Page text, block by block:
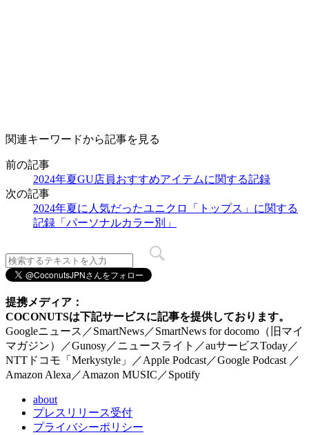
関連キーワードから記事を見る
前の記事
2024年夏GU店員おすすめアイテムに関する記録
次の記事
2024年夏に人気だったユニクロ「トップス」に関する
記録「パーソナルカラー別」
提携メディア：
COCONUTSは下記サービスに記事を提供しております。
Googleニュース／SmartNews／SmartNews for docomo（旧マイ
マガジン）／Gunosy／ニュースライト／auサービスToday／
NTTドコモ「Merkystyle」／Apple Podcast／Google Podcast ／
Amazon Alexa／Amazon MUSIC／Spotify
about
プレスリリース受付
プライバシーポリシー